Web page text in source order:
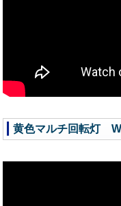
黄色マルチ回転灯